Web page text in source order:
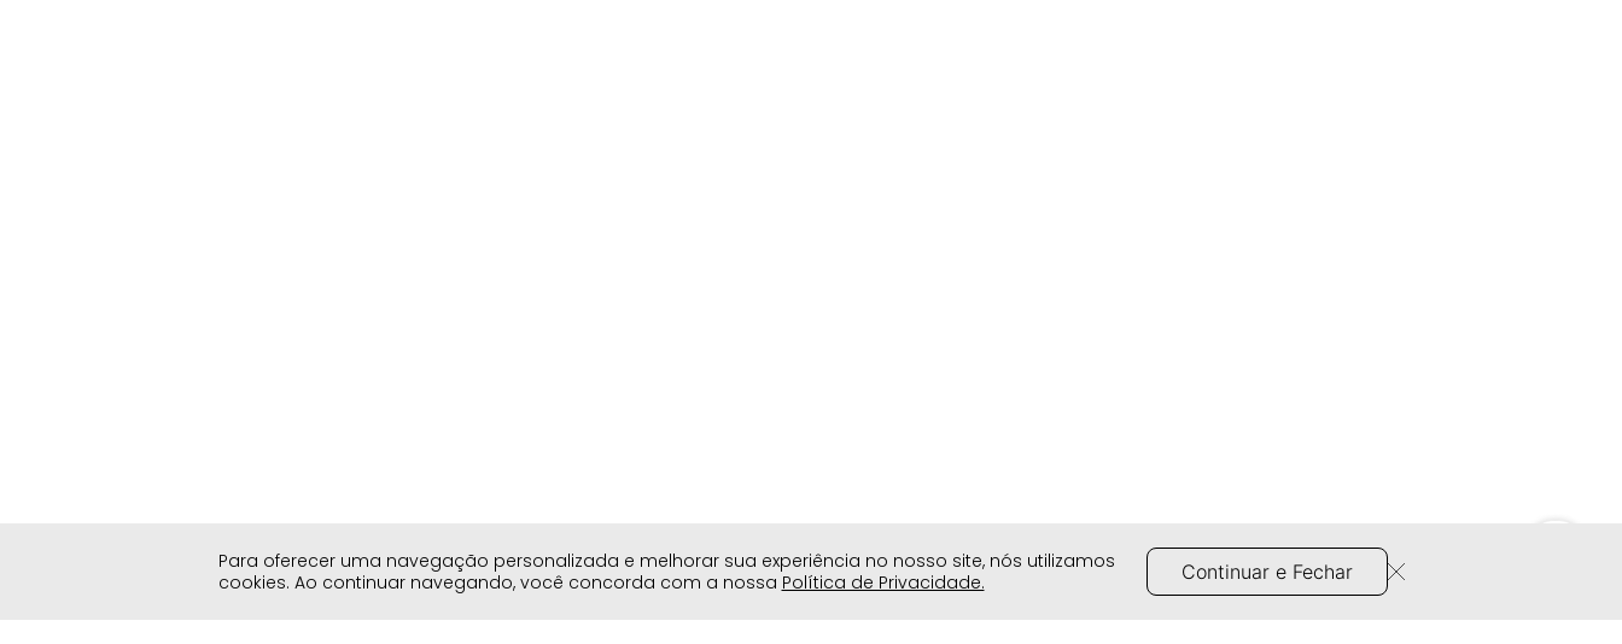
Para oferecer uma navegação personalizada e melhorar sua experiência no nosso site, nós utilizamos
cookies. Ao continuar navegando, você concorda com a nossa Política de Privacidade. Continuar e Fechar